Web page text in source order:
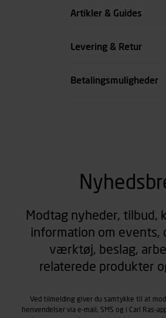
Artikler & Guides
Levering & Retur
Betalingsmuligheder
Modtag nyheder, tilbud,
information om events,
værktøj, beslag,
relaterede produkter
Ved tilmelding giver du samtykke til at
henvendelser via e-mail, SMS og i Carl Ras-